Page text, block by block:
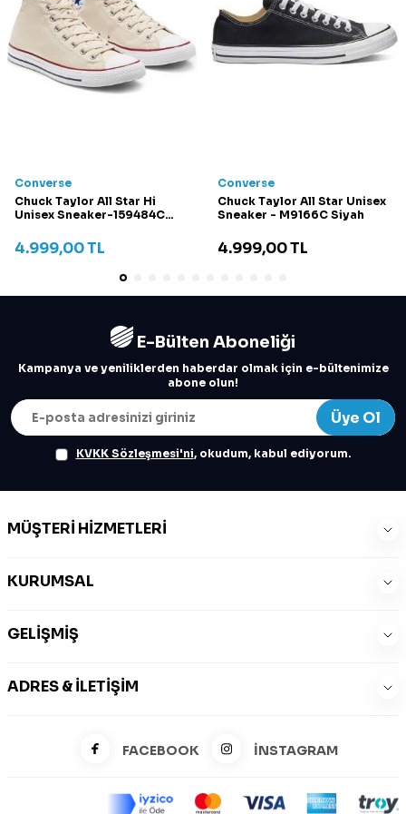
Converse
Chuck Taylor All Star Hi
Unisex Sneaker-159484C
4.999,00TL
Converse
Chuck Taylor All Star Unisex
Sneaker - M9166C Siyah
4.999,00TL
E-Bülten Aboneliği
Kampanya ve yeniliklerden haberdar olmak için e-bültenimize
abone olun!
Üye Ol
KVKK Sözleşmesi'ni, okudum, kabul ediyorum.
MÜŞTERI HIZMETLERI
KURUMSAL
GELIŞMIŞ
ADRES & İLETIŞIM
FACEBOOK İNSTAGRAM